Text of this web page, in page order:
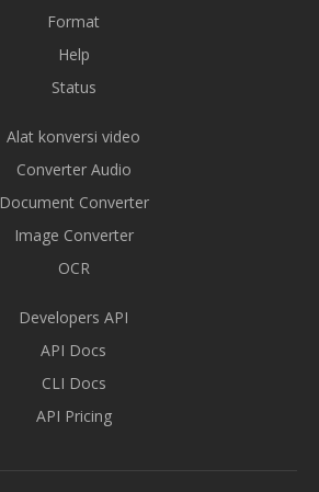
Format
Help
Status
Alat konversi video
Converter Audio
Document Converter
Image Converter
OCR
Developers API
API Docs
CLI Docs
API Pricing